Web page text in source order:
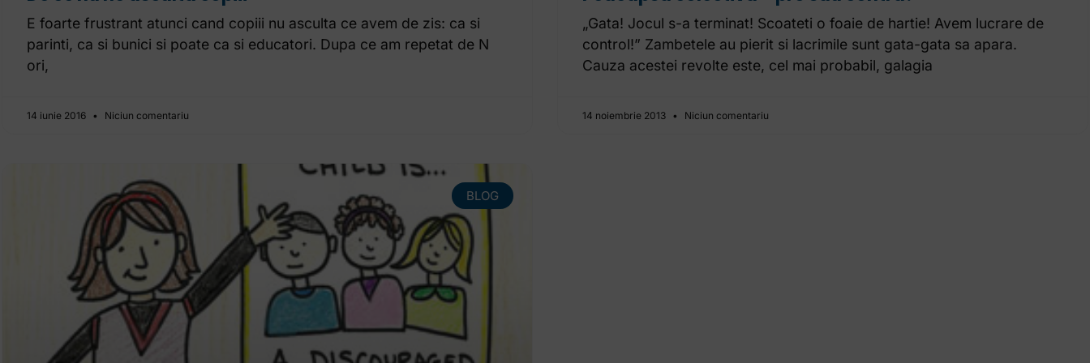
E foarte frustrant atunci cand copiii nu asculta ce avem de zis: ca si
parinti, ca si bunici si poate ca si educatori. Dupa ce am repetat de N
ori,
14 iunie 2016 Niciun comentariu
„Gata! Jocul s-a terminat! Scoateti o foaie de hartie! Avem lucrare de
control!” Zambetele au pierit si lacrimile sunt gata-gata sa apara.
Cauza acestei revolte este, cel mai probabil, galagia
14 noiembrie 2013 Niciun comentariu
BLOG